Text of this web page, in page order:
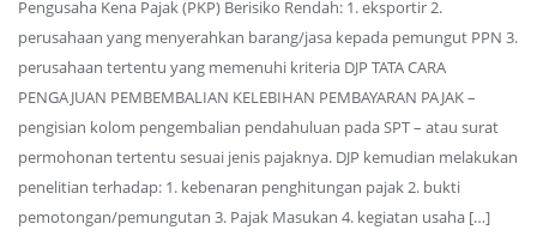
Pengusaha Kena Pajak (PKP) Berisiko Rendah: 1. eksportir 2.
perusahaan yang menyerahkan barang/jasa kepada pemungut PPN 3.
perusahaan tertentu yang memenuhi kriteria DJP TATA CARA
PENGAJUAN PEMBEMBALIAN KELEBIHAN PEMBAYARAN PAJAK –
pengisian kolom pengembalian pendahuluan pada SPT – atau surat
permohonan tertentu sesuai jenis pajaknya. DJP kemudian melakukan
penelitian terhadap: 1. kebenaran penghitungan pajak 2. bukti
pemotongan/pemungutan 3. Pajak Masukan 4. kegiatan usaha […]